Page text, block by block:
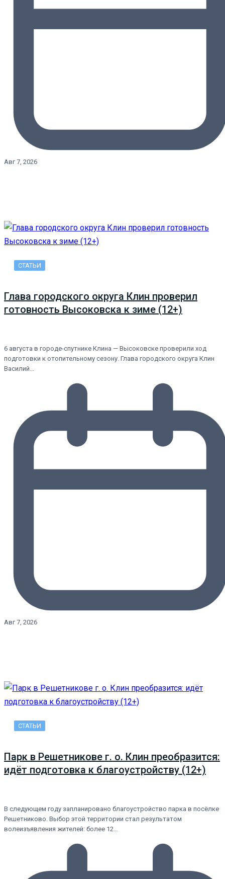
Авг 7, 2026
СТАТЬИ
Глава городского округа Клин проверил
готовность Высоковска к зиме (12+)
6 августа в городе-спутнике Клина — Высоковске проверили ход
подготовки к отопительному сезону. Глава городского округа Клин
Василий…
Авг 7, 2026
СТАТЬИ
Парк в Решетникове г. о. Клин преобразится:
идёт подготовка к благоустройству (12+)
В следующем году запланировано благоустройство парка в посёлке
Решетниково. Выбор этой территории стал результатом
волеизъявления жителей: более 12…